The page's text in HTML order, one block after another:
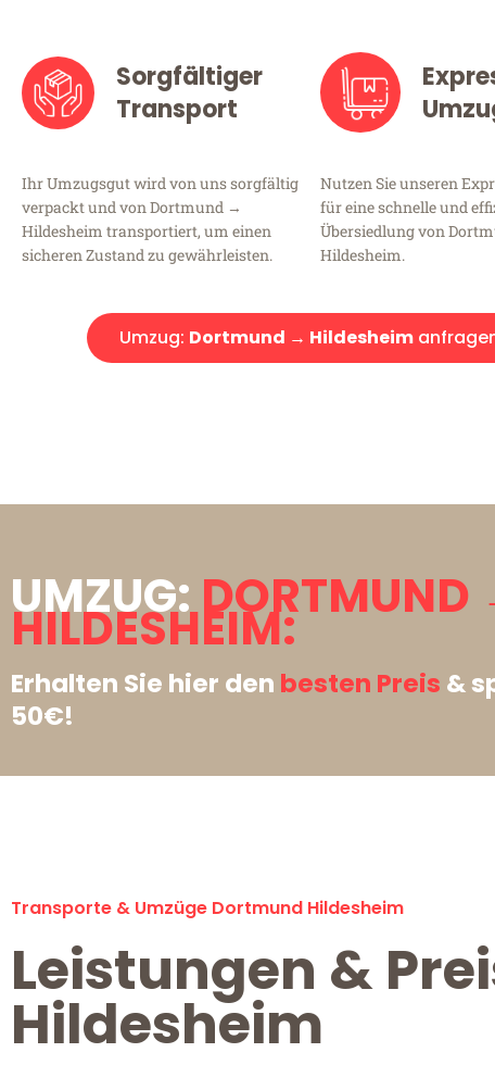
Sorgfältiger
Transport
Ihr Umzugsgut wird von uns sorgfältig
verpackt und von Dortmund →
Hildesheim transportiert, um einen
sicheren Zustand zu gewährleisten.
Nutzen Sie unseren
für eine schnelle und
Übersiedlung von
Hildesheim.
Umzug: Dortmund → Hildesheim
UMZUG:DORTMUND
HILDESHEIM:
Erhalten Sie hier den besten Preis &
50€!
Transporte & Umzüge Dortmund Hildesheim
Leistungen &
Hildesheim